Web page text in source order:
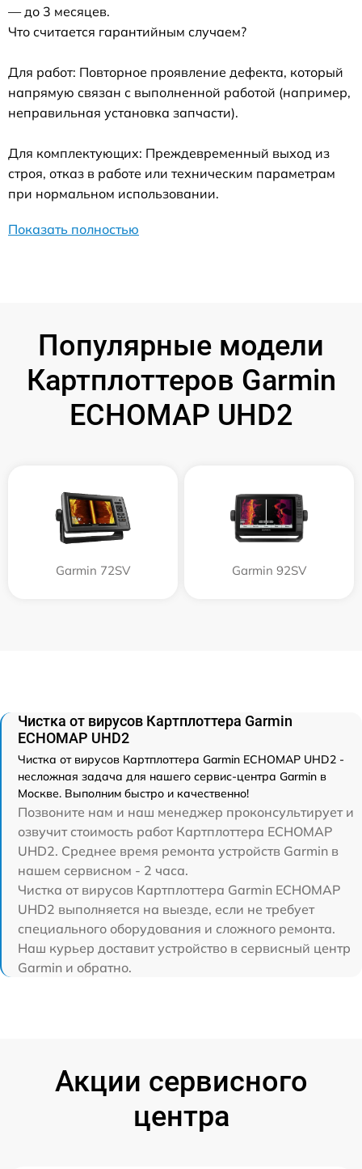
— до 3 месяцев.
Что считается гарантийным случаем?
Для работ: Повторное проявление дефекта, который
напрямую связан с выполненной работой (например,
неправильная установка запчасти).
Для комплектующих: Преждевременный выход из
строя, отказ в работе или техническим параметрам
при нормальном использовании.
Показать полностью
Популярные модели
Картплоттеров Garmin
ECHOMAP UHD2
Garmin 72SV Garmin 92SV
Чистка от вирусов Картплоттера Garmin
ECHOMAP UHD2
Чистка от вирусов Картплоттера Garmin ECHOMAP UHD2 -
несложная задача для нашего сервис-центра Garmin в
Москве. Выполним быстро и качественно!
Позвоните нам и наш менеджер проконсультирует и
озвучит стоимость работ Картплоттера ECHOMAP
UHD2. Среднее время ремонта устройств Garmin в
нашем сервисном - 2 часа.
Чистка от вирусов Картплоттера Garmin ECHOMAP
UHD2 выполняется на выезде, если не требует
специального оборудования и сложного ремонта.
Наш курьер доставит устройство в сервисный центр
Garmin и обратно.
Акции сервисного
центра